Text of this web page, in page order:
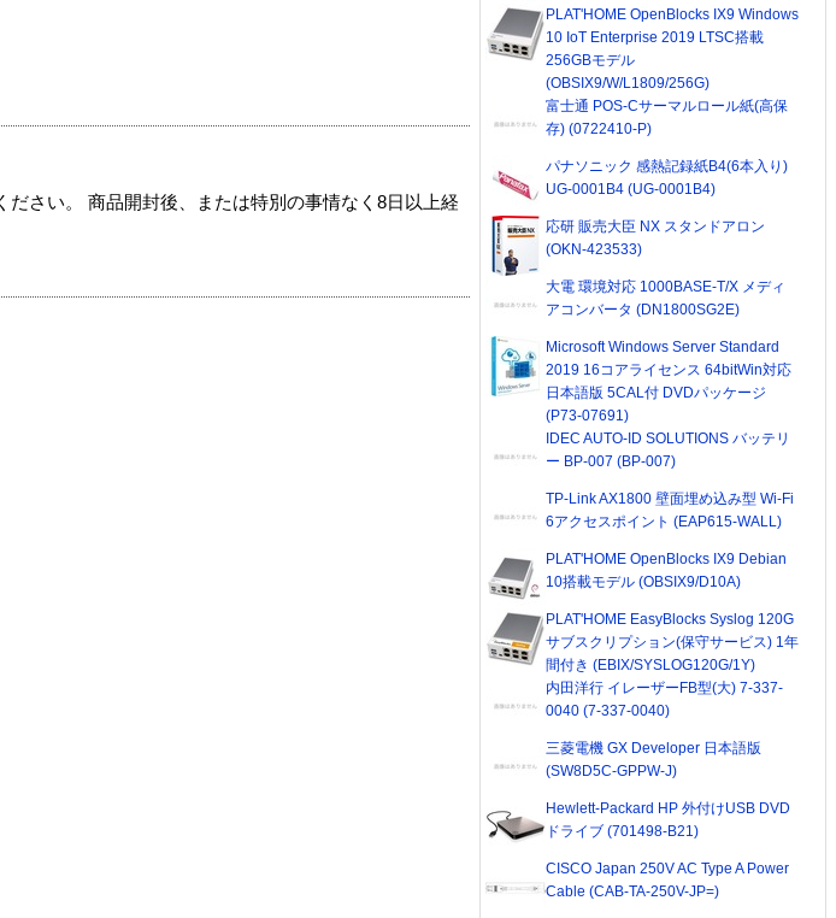
さい。 商品開封後、または特別の事情なく8日以上経
PLAT'HOME OpenBlocks IX9 Windows
10 IoT Enterprise 2019 LTSC搭載
256GBモデル
(OBSIX9/W/L1809/256G)
富士通 POS-Cサーマルロール紙(高保
存) (0722410-P)
パナソニック 感熱記録紙B4(6本入り)
UG-0001B4 (UG-0001B4)
応研 販売大臣 NX スタンドアロン
(OKN-423533)
大電 環境対応 1000BASE-T/X メディ
アコンバータ (DN1800SG2E)
Microsoft Windows Server Standard
2019 16コアライセンス 64bitWin対応
日本語版 5CAL付 DVDパッケージ
(P73-07691)
IDEC AUTO-ID SOLUTIONS バッテリ
ー BP-007 (BP-007)
TP-Link AX1800 壁面埋め込み型 Wi-Fi
6アクセスポイント (EAP615-WALL)
PLAT'HOME OpenBlocks IX9 Debian
10搭載モデル (OBSIX9/D10A)
PLAT'HOME EasyBlocks Syslog 120G
サブスクリプション(保守サービス) 1年
間付き (EBIX/SYSLOG120G/1Y)
内田洋行 イレーザーFB型(大) 7-337-
0040 (7-337-0040)
三菱電機 GX Developer 日本語版
(SW8D5C-GPPW-J)
Hewlett-Packard HP 外付けUSB DVD
ドライブ (701498-B21)
CISCO Japan 250V AC Type A Power
Cable (CAB-TA-250V-JP=)